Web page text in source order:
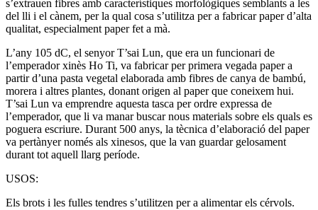
s’extrauen fibres amb característiques morfològiques semblants a les
del lli i el cànem, per la qual cosa s’utilitza per a fabricar paper d’alta
qualitat, especialment paper fet a mà.
L’any 105 dC, el senyor T’sai Lun, que era un funcionari de
l’emperador xinès Ho Ti, va fabricar per primera vegada paper a
partir d’una pasta vegetal elaborada amb fibres de canya de bambú,
morera i altres plantes, donant origen al paper que coneixem hui.
T’sai Lun va emprendre aquesta tasca per ordre expressa de
l’emperador, que li va manar buscar nous materials sobre els quals es
poguera escriure. Durant 500 anys, la tècnica d’elaboració del paper
va pertànyer només als xinesos, que la van guardar gelosament
durant tot aquell llarg període.
USOS:
Els brots i les fulles tendres s’utilitzen per a alimentar els cérvols.